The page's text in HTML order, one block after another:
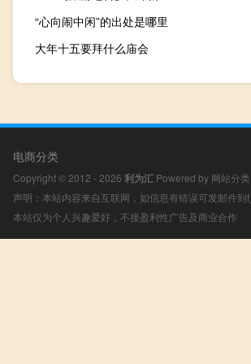
“心向闹中闲”的出处是哪里
大年十五要拜什么庙会
电商分类
Copyright © 2012 - 2026 利为汇 Powered by 网站分
声明：本站内容来自互联网，如信息有错误可发邮件
本站仅为个人兴趣爱好，不接盈利性广告及商业合作